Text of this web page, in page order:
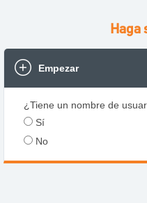
Haga
Empezar
¿Tiene un nombre de
Sí
No